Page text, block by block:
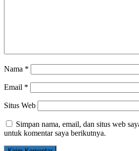
Nama *
Email *
Situs Web
Simpan nama, email, dan situs web
untuk komentar saya berikutnya.